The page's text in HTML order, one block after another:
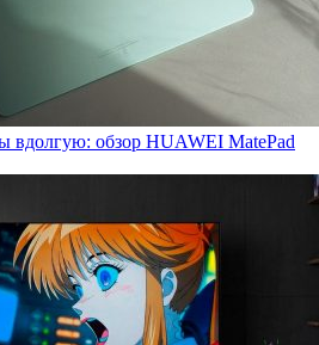
вдолгую: обзор HUAWEI MatePad